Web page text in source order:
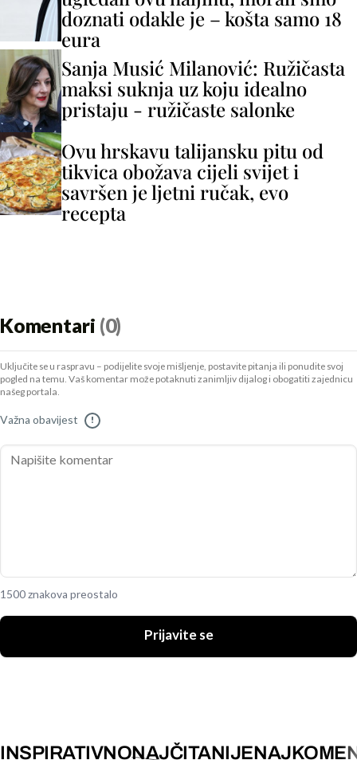
doznati odakle je – košta samo 18
eura
Sanja Musić Milanović: Ružičasta
maksi suknja uz koju idealno
pristaju - ružičaste salonke
Ovu hrskavu talijansku pitu od
tikvica obožava cijeli svijet i
savršen je ljetni ručak, evo
recepta
Komentari (0)
Uključite se u raspravu – podijelite svoje mišljenje, postavite pitanja ili ponudite svoj
pogled na temu. Vaš komentar može potaknuti zanimljiv dijalog i obogatiti zajednicu
našeg portala.
Važna obavijest !
1500 znakova preostalo
Prijavite se
INSPIRATIVNONAJČITANIJE